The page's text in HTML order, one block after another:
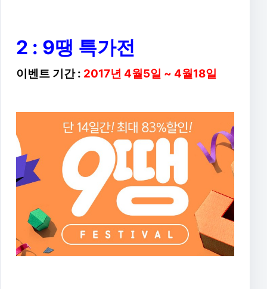
2 : 9땡 특가전
이벤트 기간 : 2017년 4월5일 ~ 4월18일